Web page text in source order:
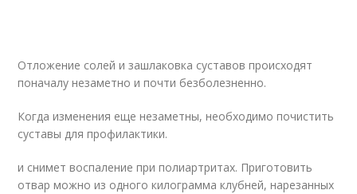
Отложение солей и зашлаковка суставов происходят
поначалу незаметно и почти безболезненно.
Когда изменения еще незаметны, необходимо почистить
суставы для профилактики.
и снимет воспаление при полиартритах. Приготовить
отвар можно из одного килограмма клубней, нарезанных